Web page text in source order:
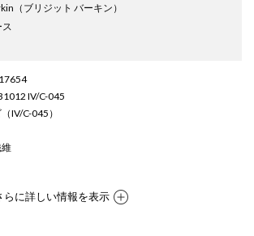
（ブリジット バーキン）
IV/C-045
IV/C-045）
維
らに詳しい情報を表示